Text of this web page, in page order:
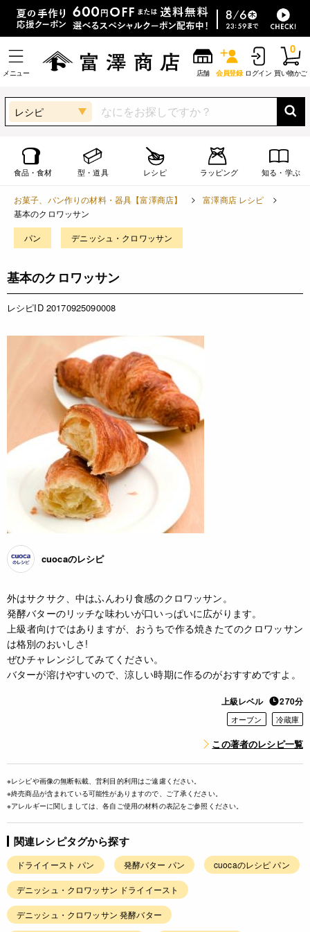
メニュー 店舗 会員登録 ログイン 買い物かご
0
レシピ
食品・食材 型・道具 レシピ ラッピング 知る・学ぶ
お菓子、パン作りの材料・器具【富澤商店】
富澤商店 レシピ
基本のクロワッサン
パン デニッシュ・クロワッサン
基本のクロワッサン
レシピID 20170925090008
cuocaのレシピ
外はサクサク、中はふんわり食感のクロワッサン。
発酵バターのリッチな味わいが口いっぱいに広がります。
上級者向けではありますが、おうちで作る焼きたてのクロワッサン
は格別のおいしさ!
ぜひチャレンジしてみてください。
バターが溶けやすいので、涼しい時期に作るのがおすすめですよ。
上級レベル 270分
オーブン 冷蔵庫
この著者のレシピ一覧
※レシピや画像の無断転載、営利目的利用はご遠慮ください。
※終売商品が含まれている可能性がありますので、ご了承ください。
※アレルギーに関しましては、各自ご使用の材料の表記をご参照ください。
関連レシピタグから探す
ドライイースト パン 発酵バター パン cuocaのレシピ パン
デニッシュ・クロワッサン ドライイースト
デニッシュ・クロワッサン 発酵バター